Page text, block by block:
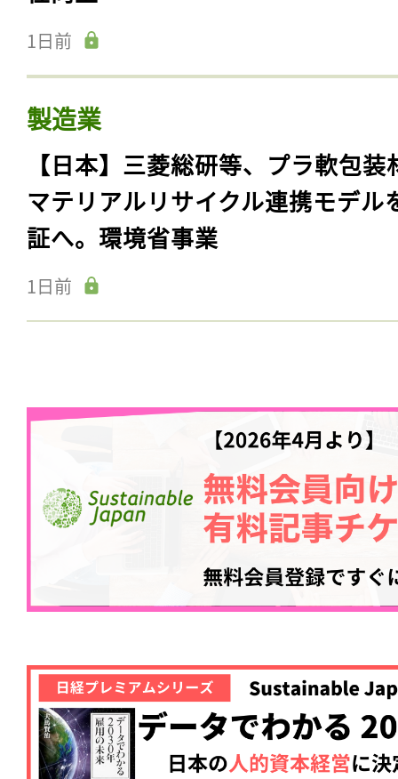
1日前
製造業
【日本】三菱総研等、プラ軟包装
マテリアルリサイクル連携モデル
証へ。環境省事業
1日前